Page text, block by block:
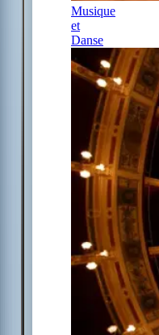
Musique
et
Danse